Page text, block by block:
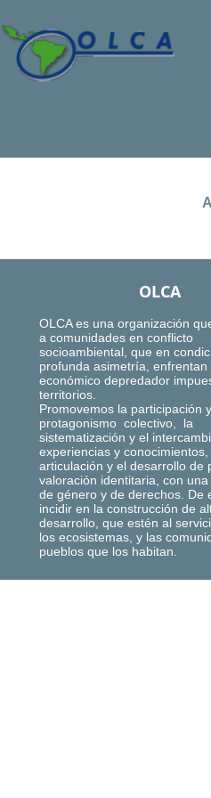
OLCA
OLCA es una organización
a comunidades en conflicto
socioambiental, que en
profunda asimetría, enfrentan
económico depredador
territorios.
Promovemos la participación
protagonismo colectivo, la
sistematización y el
experiencias y conocimientos,
articulación y el desarrollo de
valoración identitaria, con
de género y de derechos. De
incidir en la construcción de
desarrollo, que estén al
los ecosistemas, y las
pueblos que los habitan.